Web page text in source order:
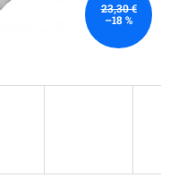
23,30 €
–18 %